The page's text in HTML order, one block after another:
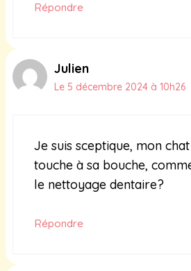
Répondre
Julien
Le 5 décembre 2024 à 10h26
Je suis sceptique, mon
touche à sa bouche,
le nettoyage dentaire?
Répondre